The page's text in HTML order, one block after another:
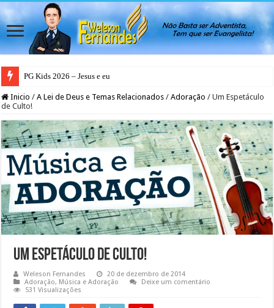
PG Kids 2026 – Jesus e eu
Inicio / A Lei de Deus e Temas Relacionados / Adoração / Um Espetáculo
de Culto!
Um Espetáculo de Culto!
Weleson Fernandes
20 de dezembro de 2014
Adoração, Música e Adoração
Deixe um comentário
531 Visualizações